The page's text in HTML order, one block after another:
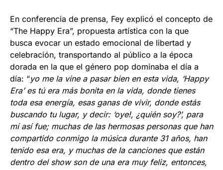
En conferencia de prensa, Fey explicó el concepto de
“The Happy Era”, propuesta artística con la que
busca evocar un estado emocional de libertad y
celebración, transportando al público a la época
dorada en la que el género pop dominaba el día a
día: “yo me la vine a pasar bien en esta vida, ‘Happy
Era’ es tú era más bonita en la vida, donde tienes
toda esa energía, esas ganas de vivir, donde estás
buscando tu lugar, y decir: ‘oye!, ¿quién soy?’, para
mí así fue; muchas de las hermosas personas que han
compartido conmigo la música durante 31 años, han
tenido esa era, y muchas de la canciones que están
dentro del show son de una era muy feliz, entonces,